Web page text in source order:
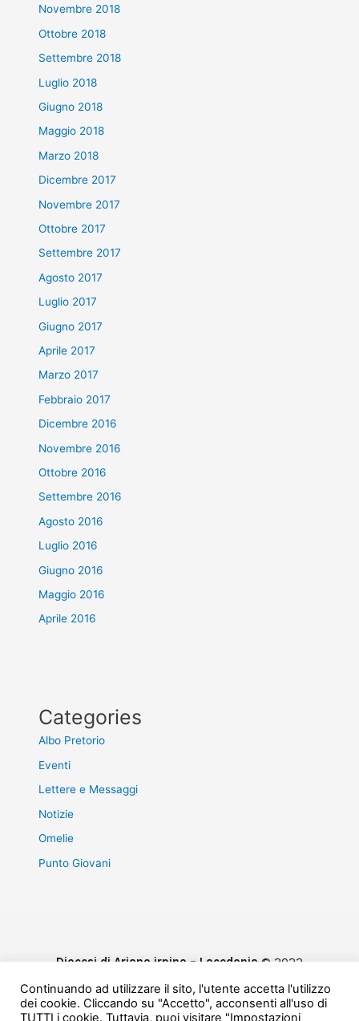
Novembre 2018
Ottobre 2018
Settembre 2018
Luglio 2018
Giugno 2018
Maggio 2018
Marzo 2018
Dicembre 2017
Novembre 2017
Ottobre 2017
Settembre 2017
Agosto 2017
Luglio 2017
Giugno 2017
Aprile 2017
Marzo 2017
Febbraio 2017
Dicembre 2016
Novembre 2016
Ottobre 2016
Settembre 2016
Agosto 2016
Luglio 2016
Giugno 2016
Maggio 2016
Aprile 2016
Categories
Albo Pretorio
Eventi
Lettere e Messaggi
Notizie
Omelie
Punto Giovani
Diocesi di Ariano irpino – Lacedonia © 2022
Privacy & Cookie Policy
Powered bye-Direct
Continuando ad utilizzare il sito, l'utente accetta l'utilizzo
dei cookie. Cliccando su "Accetto", acconsenti all'uso di
TUTTI i cookie. Tuttavia, puoi visitare "Impostazioni